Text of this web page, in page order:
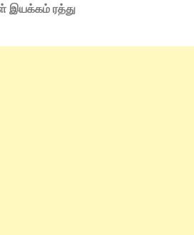
இயக்கம் ரத்து